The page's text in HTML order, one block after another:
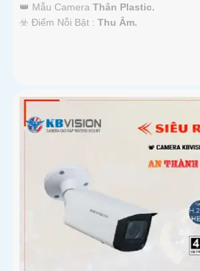
👑 Mẫu Camera Thân Plastic.
️☣️ Điểm Nỗi Bật : Thu Âm.